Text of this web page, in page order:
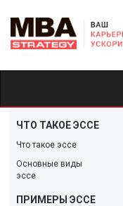
ЧТО ТАКОЕ ЭССЕ
Что такое эссе
Основные виды
эссе
ПРИМЕРЫ ЭССЕ